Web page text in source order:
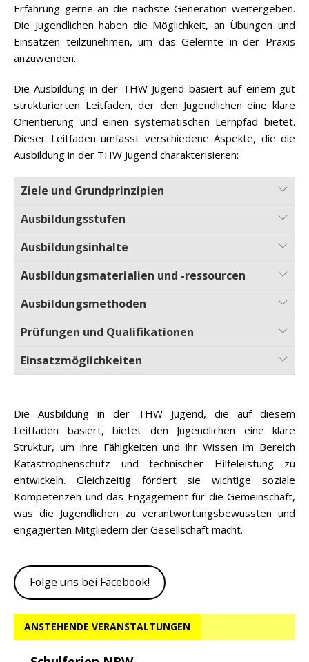
Erfahrung gerne an die nächste Generation weitergeben.
Die Jugendlichen haben die Möglichkeit, an Übungen und
Einsätzen teilzunehmen, um das Gelernte in der Praxis
anzuwenden.
Die Ausbildung in der THW Jugend basiert auf einem gut
strukturierten Leitfaden, der den Jugendlichen eine klare
Orientierung und einen systematischen Lernpfad bietet.
Dieser Leitfaden umfasst verschiedene Aspekte, die die
Ausbildung in der THW Jugend charakterisieren:
Ziele und Grundprinzipien
Ausbildungsstufen
Ausbildungsinhalte
Ausbildungsmaterialien und -ressourcen
Ausbildungsmethoden
Prüfungen und Qualifikationen
Einsatzmöglichkeiten
Die Ausbildung in der THW Jugend, die auf diesem
Leitfaden basiert, bietet den Jugendlichen eine klare
Struktur, um ihre Fähigkeiten und ihr Wissen im Bereich
Katastrophenschutz und technischer Hilfeleistung zu
entwickeln. Gleichzeitig fördert sie wichtige soziale
Kompetenzen und das Engagement für die Gemeinschaft,
was die Jugendlichen zu verantwortungsbewussten und
engagierten Mitgliedern der Gesellschaft macht.
Folge uns bei Facebook!
ANSTEHENDE VERANSTALTUNGEN